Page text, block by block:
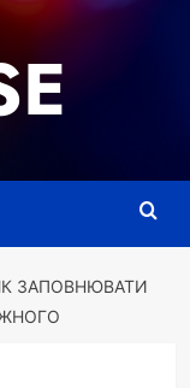
ЗАПОВНЮВАТИ